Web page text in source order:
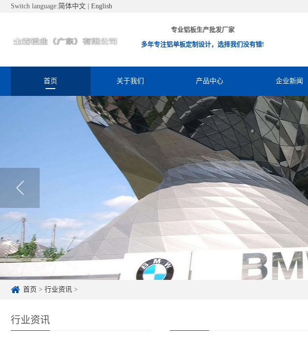
Switch language:简体中文 English
专业铝板生产批发厂家
多年专注铝单板定制设计，选择我们没有错!
首页 关于我们 产品中心 企业新闻
首页 > 行业资讯 >
行业资讯